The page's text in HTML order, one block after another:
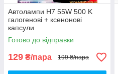
Автолампи H7 55W 500 K
галогенові + ксенонові
капсули
Готово до відправки
129 ₴/пара 199 ₴/пара